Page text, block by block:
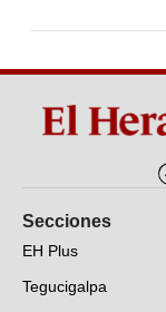
Secciones
EH Plus
Tegucigalpa